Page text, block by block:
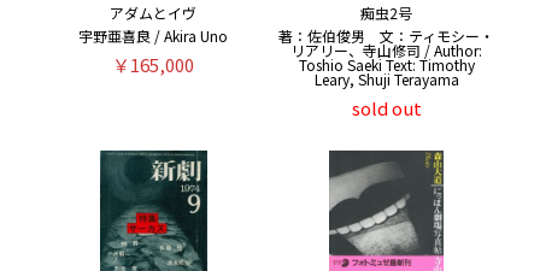
アダムとイヴ
宇野亜喜良 / Akira Uno
￥165,000
痴虫2号
著：佐伯俊男 文：ティモシー・
リアリー、寺山修司 / Author:
Toshio Saeki Text: Timothy
Leary, Shuji Terayama
sold out